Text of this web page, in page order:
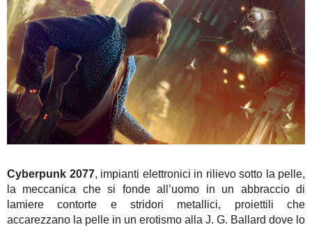
Cyberpunk 2077, impianti elettronici in rilievo sotto la pelle,
la meccanica che si fonde all’uomo in un abbraccio di
lamiere contorte e stridori metallici, proiettili che
accarezzano la pelle in un erotismo alla J. G. Ballard dove lo